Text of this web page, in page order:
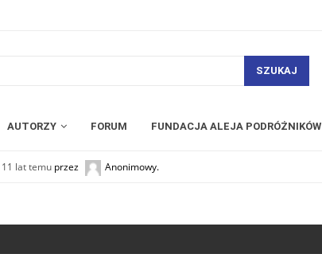
SZUKAJ
AUTORZY FORUM FUNDACJA ALEJA PODRÓŻNIKÓW
11 lat temu przez Anonimowy.